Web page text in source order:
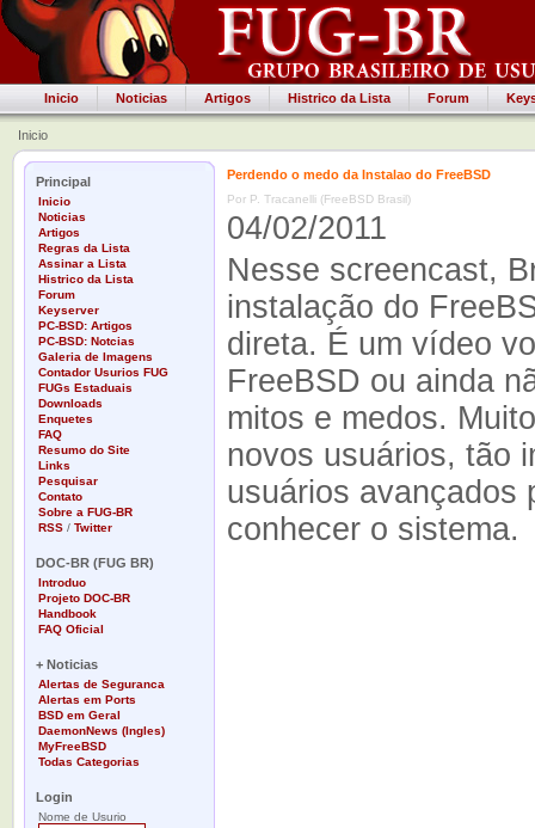
Inicio Noticias Artigos Histrico da Lista Forum
Inicio
Principal
Inicio
Noticias
Artigos
Regras da Lista
Assinar a Lista
Histrico da Lista
Forum
Keyserver
PC-BSD: Artigos
PC-BSD: Notcias
Galeria de Imagens
Contador Usurios FUG
FUGs Estaduais
Downloads
Enquetes
FAQ
Resumo do Site
Links
Pesquisar
Contato
Sobre a FUG-BR
RSS / Twitter
DOC-BR (FUG BR)
Introduo
Projeto DOC-BR
Handbook
FAQ Oficial
+ Noticias
Alertas de Seguranca
Alertas em Ports
BSD em Geral
DaemonNews (Ingles)
MyFreeBSD
Todas Categorias
Login
Nome de Usurio
Perdendo o medo da Instalao do FreeBSD
Por P. Tracanelli (FreeBSD Brasil)
04/02/2011
Nesse screencast,
instalação do
direta. É um vídeo
FreeBSD ou ainda
mitos e medos.
novos usuários, tão
usuários avançados
conhecer o sistema.